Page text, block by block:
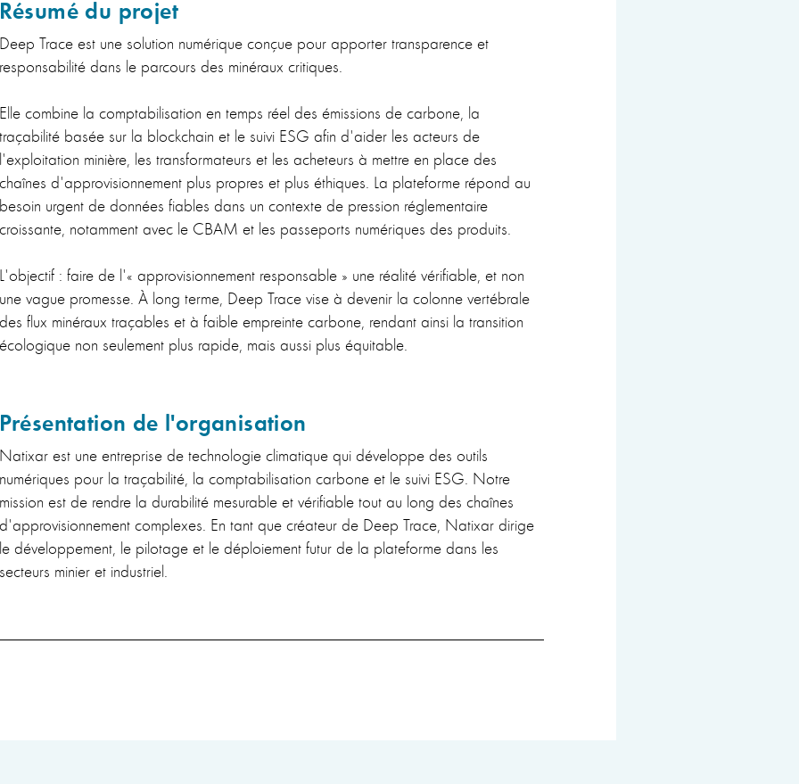
du projet
Trace est une solution numérique conçue pour apporter transparence et
dans le parcours des minéraux critiques.
combine la comptabilisation en temps réel des émissions de carbone, la
basée sur la blockchain et le suivi ESG afin d'aider les acteurs de
minière, les transformateurs et les acheteurs à mettre en place des
d'approvisionnement plus propres et plus éthiques. La plateforme répond au
urgent de données fiables dans un contexte de pression réglementaire
notamment avec le CBAM et les passeports numériques des produits.
: faire de l'« approvisionnement responsable » une réalité vérifiable, et non
vague promesse. À long terme, Deep Trace vise à devenir la colonne vertébrale
flux minéraux traçables et à faible empreinte carbone, rendant ainsi la transition
non seulement plus rapide, mais aussi plus équitable.
de l'organisation
est une entreprise de technologie climatique qui développe des outils
pour la traçabilité, la comptabilisation carbone et le suivi ESG. Notre
est de rendre la durabilité mesurable et vérifiable tout au long des chaînes
complexes. En tant que créateur de Deep Trace, Natixar dirige
développement, le pilotage et le déploiement futur de la plateforme dans les
minier et industriel.